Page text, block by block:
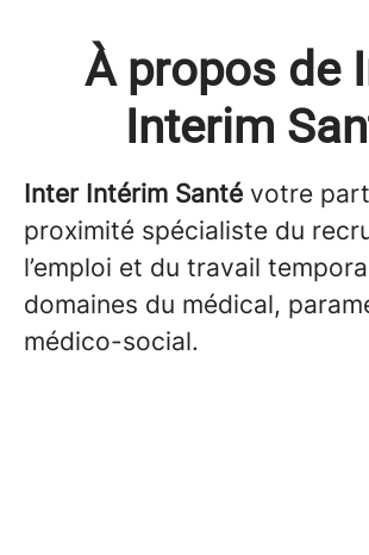
À propos de
Interim
Inter Intérim Santé votre
proximité spécialiste du
l’emploi et du travail
domaines du médical,
médico-social.